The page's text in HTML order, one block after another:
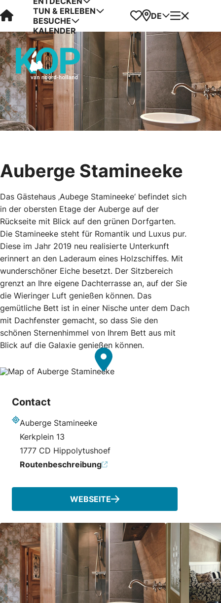
Visit Kop van Holland
TUN & ERLEBEN
BESUCHE
KALENDER
Favoriten
Karte
DE Menü
Auberge Stamineeke
Das Gästehaus ‚Aubege Stamineeke‘ befindet sich
in der obersten Etage der Auberge auf der
Rückseite mit Blick auf den grünen Dorfgarten.
Die Stamineeke steht für Romantik und Luxus pur.
Diese im Jahr 2019 neu realisierte Unterkunft
erinnert an den Laderaum eines Holzschiffes. Mit
wunderschöner Eiche besetzt. Der Sitzbereich
grenzt an Ihre eigene Dachterrasse an, auf der Sie
die Wieringer Luft genießen können. Das
gemütliche Bett ist in einer Nische unter dem Dach
mit Dachfenster gemacht, so dass Sie den
schönen Sternenhimmel von Ihrem Bett aus mit
Blick auf die Galaxie genießen können.
Contact
Auberge Stamineeke
Kerkplein 13
1777 CD Hippolytushoef
Routenbeschreibung
WEBSEITE